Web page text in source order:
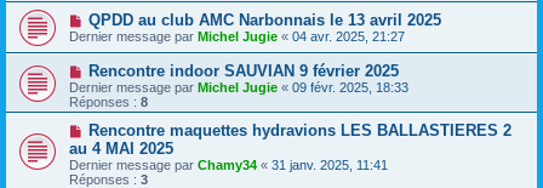
QPDD au club AMC Narbonnais le 13 avril 2025
Dernier message par Michel Jugie « 04 avr. 2025, 21:27
Rencontre indoor SAUVIAN 9 février 2025
Dernier message par Michel Jugie « 09 févr. 2025, 18:33
Réponses : 8
Rencontre maquettes hydravions LES BALLASTIERES 2
au 4 MAI 2025
Dernier message par Chamy34 « 31 janv. 2025, 11:41
Réponses : 3